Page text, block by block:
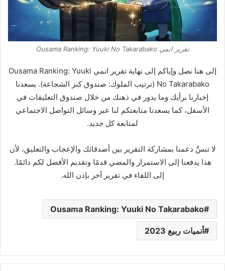
تقرير انمي Ousama Ranking: Yuuki No Takarabako
إلى هنا نصل وإياكم إلى نهاية تقرير انمي Ousama Ranking: Yuuki
No Takarabako (ترتيب الملوك: صندوق كنز الشجاعة). يسعدنا
إخبارنا برأيك وما يدور في ذهنك من خلال صندوق التعليقات في
الأسفل، كما يسعدنا متابعتكم لنا عبر وسائل التواصل الاجتماعي
لمتابعة كل جديد.
لا تنسَّ دعمنا بمشاركة التقرير بين أصدقائك والإعجاب والتعليق، لأن
هذا يدفعنا إلى الاستمرار والمضي قدمًا وتقديم الأفضل لكم دائمًا.
إلى اللقاء في تقرير آخر بإذن الله.
Ousama Ranking: Yuuki No Takarabako
أنميات ربيع 2023